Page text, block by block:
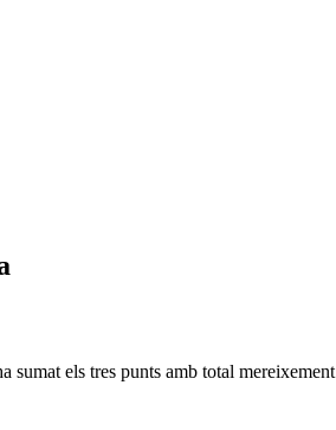
sumat els tres punts amb total mereixement